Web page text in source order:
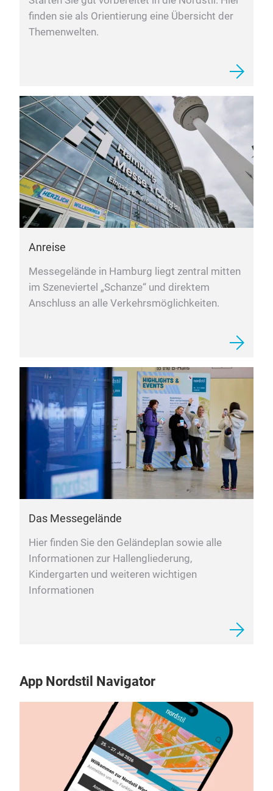
finden sie als Orientierung eine Übersicht der
Themenwelten.
Anreise
Messegelände in Hamburg liegt zentral mitten
im Szeneviertel „Schanze“ und direktem
Anschluss an alle Verkehrsmöglichkeiten.
Das Messegelände
Hier finden Sie den Geländeplan sowie alle
Informationen zur Hallengliederung,
Kindergarten und weiteren wichtigen
Informationen
App Nordstil Navigator